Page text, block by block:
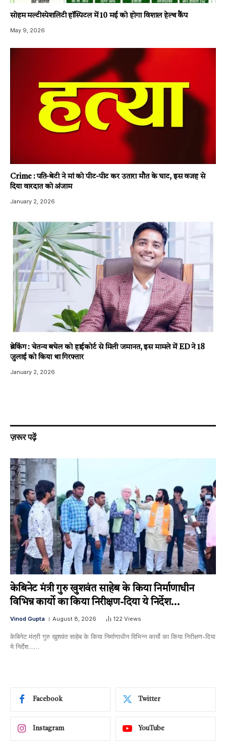
सोहम मल्टीस्पेशलिटी हॉस्पिटल में 10 मई को होगा विशाल हेल्थ कैंप
May 9, 2026
Crime : पति-बेटी ने मां को पीट-पीट कर उतारा मौत के घाट, इस वजह से
दिया वारदात को अंजाम
January 2, 2026
ब्रेकिंग : चेतन्य बघेल को हाईकोर्ट से मिली जमानत, इस मामले में ED ने 18
जुलाई को किया था गिरफ्तार
January 2, 2026
ज़रूर पढ़ें
केबिनेट मंत्री गुरु खुशवंत साहेब के किया निर्माणाधीन
विभिन्न कार्यो का किया निरीक्षण-दिया ये निर्देश…
Vinod Gupta August 8, 2026 122 Views
केबिनेट मंत्री गुरु खुशवंत साहेब के किया निर्माणाधीन विभिन्न कार्यो का किया निरीक्षण-दिया
ये निर्देश……
Facebook Twitter
Instagram YouTube